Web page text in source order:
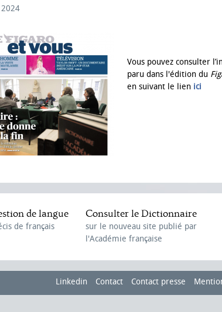
Vous pouvez consulter
paru dans l'édition du
en suivant le lien ici
de langue
de français
Consulter le Dictionnaire
sur le nouveau site publié par
l'Académie française
Linkedin Contact Contact presse